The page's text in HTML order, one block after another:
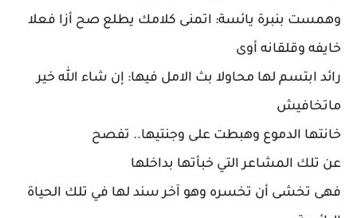
وهمست بنبرة يائسة: اتمنى كلامك يطلع صح أزا فعلا
خايفه وقلقانه أوى
رائد ابتسم لها محاولا بث الامل فيها: إن شاء الله خير
ماتخافيش
خانتها الدموع وهبطت على وجنتيها.. تفصح
عن تلك المشاعر التي خبأتها بداخلها
فهى تخشى أن تخسره وهو آخر سند لها في تلك الحياة